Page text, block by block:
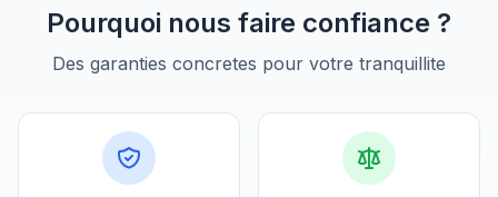
Pourquoi nous faire confiance ?
Des garanties concretes pour votre tranquillite